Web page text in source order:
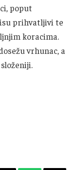
poput
prihvatljivi te
koracima.
vrhunac, a